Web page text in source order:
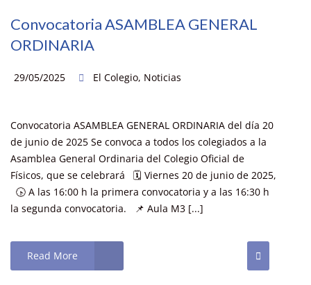
Convocatoria ASAMBLEA GENERAL
ORDINARIA
29/05/2025 El Colegio, Noticias
Convocatoria ASAMBLEA GENERAL ORDINARIA del día 20
de junio de 2025 Se convoca a todos los colegiados a la
Asamblea General Ordinaria del Colegio Oficial de
Físicos, que se celebrará 🗓️ Viernes 20 de junio de 2025,
🕟 A las 16:00 h la primera convocatoria y a las 16:30 h
la segunda convocatoria. 📌 Aula M3 [...]
Read More